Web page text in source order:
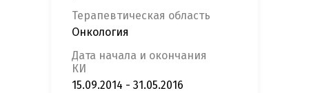
Терапевтическая область
Онкология
Дата начала и окончания
КИ
15.09.2014 - 31.05.2016